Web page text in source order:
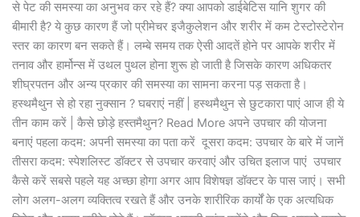
से पेट की समस्या का अनुभव कर रहे हैं? क्या आपको डाईबेटिस यानि शुगर की
बीमारी है? ये कुछ कारण हैं जो प्रीमेचर इजैकुलेशन और शरीर में कम टेस्टोस्टेरोन
स्तर का कारण बन सकते हैं। लम्बे समय तक ऐसी आदतें होने पर आपके शरीर में
तनाव और हार्मोन्स में उथल पुथल होना शुरू हो जाती है जिसके कारण अधिकतर
शीघ्रपतन और अन्य प्रकार की समस्या का सामना करना पड़ सकता है।
हस्थमैथुन से हो रहा नुक्सान ? घबराएं नहीं | हस्थमैथुन से छुटकारा पाएं आज ही ये
तीन काम करें | कैसे छोड़े हस्तमैथुन? Read More अपने उपचार की योजना
बनाएं पहला कदम: अपनी समस्या का पता करें दूसरा कदम: उपचार के बारे में जानें
तीसरा कदम: स्पेशलिस्ट डॉक्टर से उपचार करवाएं और उचित इलाज पाएं उपचार
कैसे करें सबसे पहले यह अच्छा होगा अगर आप विशेषज्ञ डॉक्टर के पास जाएं। सभी
लोग अलग-अलग व्यक्तित्व रखते हैं और उनके शारीरिक कार्यों के एक अत्यधिक